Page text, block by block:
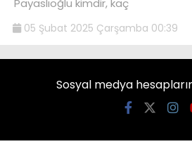
05 Şubat 2025 Çarşamba 00:39
Sosyal medya